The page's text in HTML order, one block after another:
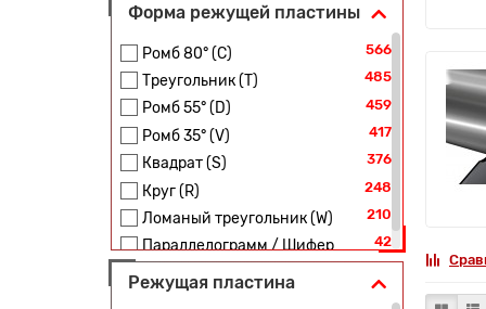
Форма режущей пластины
Ромб 80° (C) 566
Треугольник (T) 485
Ромб 55° (D) 459
Ромб 35° (V) 417
Квадрат (S) 376
Круг (R) 248
Ломаный треугольник (W) 210
Параллелограмм / Шифер 42
Режущая пластина